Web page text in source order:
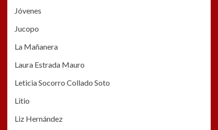
Jóvenes
Jucopo
La Mañanera
Laura Estrada Mauro
Leticia Socorro Collado Soto
Litio
Liz Hernández